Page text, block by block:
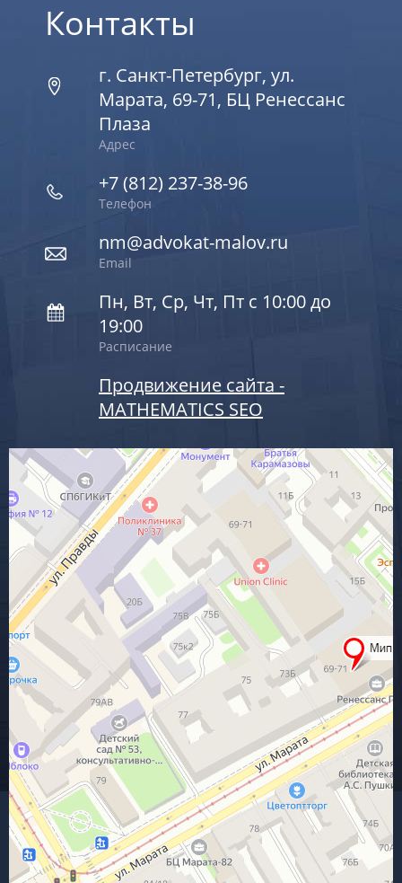
Контакты
г. Санкт-Петербург, ул.
Марата, 69-71, БЦ Ренессанс
Плаза
Адрес
+7 (812) 237-38-96
Телефон
nm@advokat-malov.ru
Email
Пн, Вт, Ср, Чт, Пт с 10:00 до
19:00
Расписание
Продвижение сайта -
MATHEMATICS SEO